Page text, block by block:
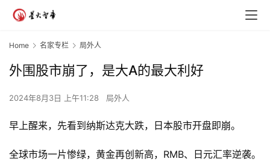
Home 名家专栏 局外人
外围股市崩了，是大A的最大利好
2024年8月3日 上午11:28 局外人
早上醒来，先看到纳斯达克大跌，日本股市开盘即崩。
全球市场一片惨绿，黄金再创新高，RMB、日元汇率逆袭。